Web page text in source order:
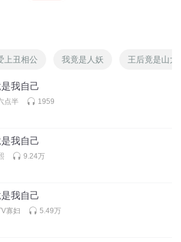
上丑相公 我竟是人妖 王后竟是山大
我自己
点半 1959
我自己
9.24万
我自己
寡妇 5.49万